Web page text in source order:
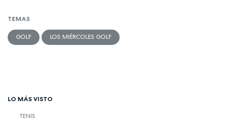
TEMAS
GOLF LOS MIÉRCOLES GOLF
LO MÁS VISTO
TENIS